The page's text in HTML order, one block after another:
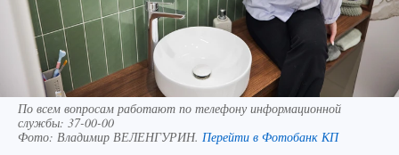
По всем вопросам работают по телефону информационной
службы: 37-00-00
Фото: Владимир ВЕЛЕНГУРИН. Перейти в Фотобанк КП